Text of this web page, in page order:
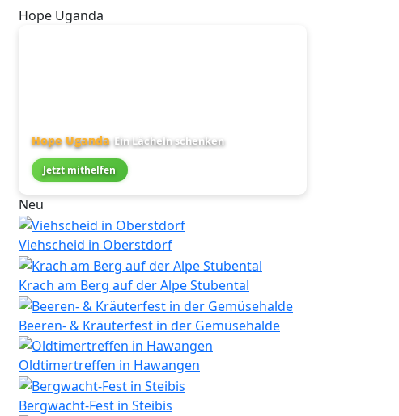
Hope Uganda
Hope Uganda Ein Lächeln schenken
Jetzt mithelfen
Neu
Viehscheid in Oberstdorf
Krach am Berg auf der Alpe Stubental
Beeren- & Kräuterfest in der Gemüsehalde
Oldtimertreffen in Hawangen
Bergwacht-Fest in Steibis